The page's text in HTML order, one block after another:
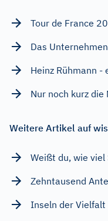
Tour de France
Das
Heinz Rühmann -
Nur noch kurz
Weitere Artikel auf
Weißt du, wie
Zehntausend
Inseln der Vielfalt